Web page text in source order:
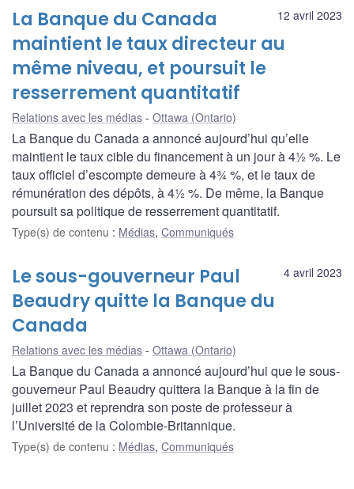
12 avril 2023
La Banque du Canada
maintient le taux directeur au
même niveau, et poursuit le
resserrement quantitatif
Relations avec les médias Ottawa (Ontario)
La Banque du Canada a annoncé aujourd’hui qu’elle
maintient le taux cible du financement à un jour à 4½ %. Le
taux officiel d’escompte demeure à 4¾ %, et le taux de
rémunération des dépôts, à 4½ %. De même, la Banque
poursuit sa politique de resserrement quantitatif.
Type(s) de contenu : Médias, Communiqués
4 avril 2023
Le sous-gouverneur Paul
Beaudry quitte la Banque du
Canada
Relations avec les médias Ottawa (Ontario)
La Banque du Canada a annoncé aujourd’hui que le sous-
gouverneur Paul Beaudry quittera la Banque à la fin de
juillet 2023 et reprendra son poste de professeur à
l’Université de la Colombie-Britannique.
Type(s) de contenu : Médias, Communiqués